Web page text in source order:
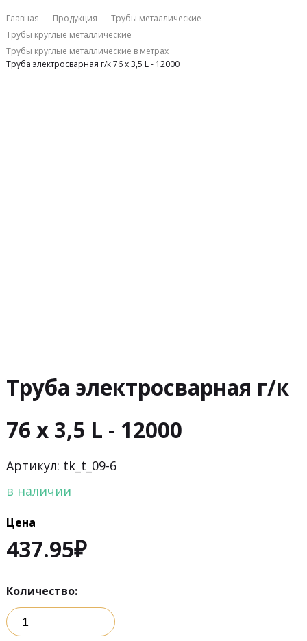
Главная Продукция
Трубы металлические
Трубы круглые металлические
Трубы круглые металлические в метрах
Труба электросварная г/к 76 х 3,5 L - 12000
Труба электросварная г/к
76 х 3,5 L - 12000
Артикул: tk_t_09-6
в наличии
Цена
437.95₽
Количество: